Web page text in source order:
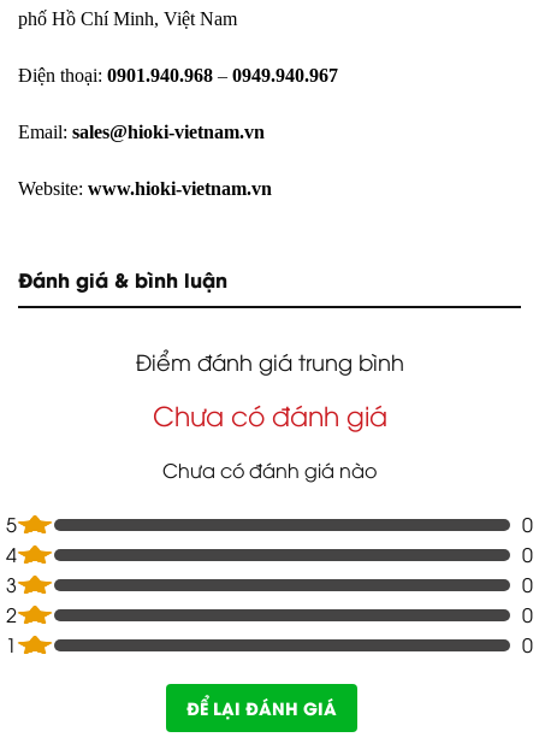
phố Hồ Chí Minh, Việt Nam
Điện thoại: 0901.940.968 – 0949.940.967
Email: sales@hioki-vietnam.vn
Website: www.hioki-vietnam.vn
Đánh giá & bình luận
Điểm đánh giá trung bình
Chưa có đánh giá
Chưa có đánh giá nào
5
0
4
0
3
0
2
0
1
0
ĐỂ LẠI ĐÁNH GIÁ